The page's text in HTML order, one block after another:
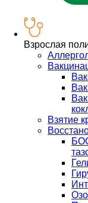
Взрослая
Взятие